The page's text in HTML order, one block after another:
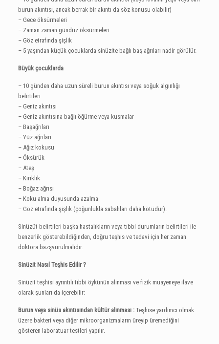
burun akıntısı, ancak berrak bir akıntı da söz konusu olabilir)
– Gece öksürmeleri
– Zaman zaman gündüz öksürmeleri
– Göz etrafında şişlik
– 5 yaşından küçük çocuklarda sinüzite bağlı baş ağrıları nadir görülür.
Büyük çocuklarda
– 10 günden daha uzun süreli burun akıntısı veya soğuk algınlığı
belirtileri
– Geniz akıntısı
– Geniz akıntısına bağlı öğürme veya kusmalar
– Başağrıları
– Yüz ağrıları
– Ağız kokusu
– Öksürük
– Ateş
– Kırıklık
– Boğaz ağrısı
– Koku alma duyusunda azalma
– Göz etrafında şişlik (çoğunlukla sabahları daha kötüdür).
Sinüzüt belirtileri başka hastalıkların veya tıbbi durumların belirtileri ile
benzerlik gösterebildiğinden, doğru teşhis ve tedavi için her zaman
doktora bazşvurulmalıdır.
Sinüzit Nasıl Teşhis Edilir ?
Sinüzit teşhisi ayrıntılı tıbbi öykünün alınması ve fizik muayeneye ilave
olarak şunları da içerebilir:
Burun veya sinüs akıntısından kültür alınması :Teşhise yardımcı olmak
üzere bakteri veya diğer mikroorganizmaların üreyip üremediğini
gösteren laboratuar testleri yapılır.